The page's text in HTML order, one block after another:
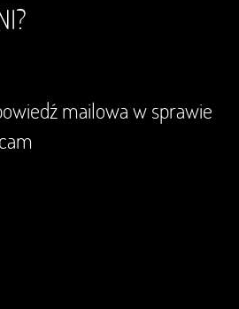
mailowa w sprawie